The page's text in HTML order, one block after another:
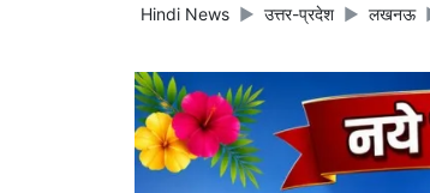
Hindi News उत्तर-प्रदेश लखनऊ